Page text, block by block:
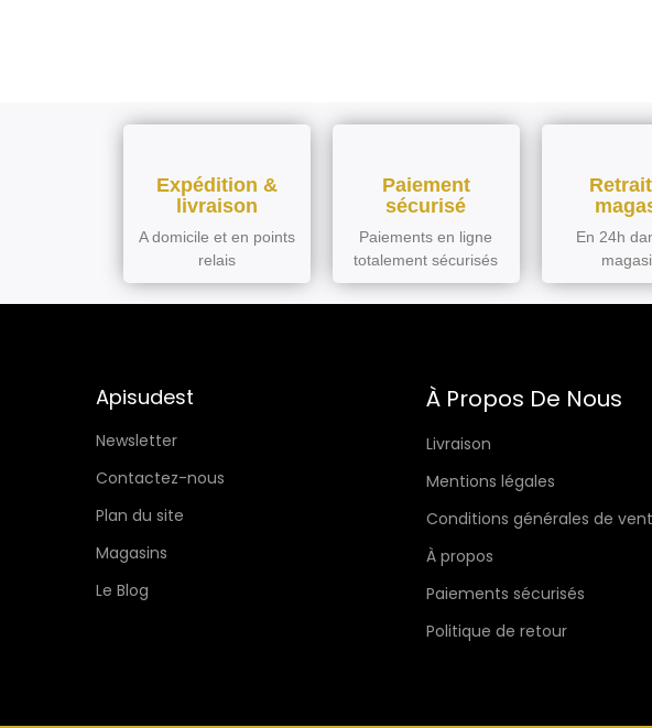
Expédition &
livraison
A domicile et en points
relais
Paiement
sécurisé
Paiements en ligne
totalement sécurisés
En 24h
Apisudest
Newsletter
Contactez-nous
Plan du site
Magasins
Le Blog
À Propos De Nous
Livraison
Mentions légales
Conditions générales de
À propos
Paiements sécurisés
Politique de retour